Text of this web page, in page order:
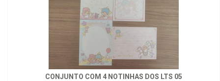
CONJUNTO COM 4 NOTINHAS DOS LTS 05